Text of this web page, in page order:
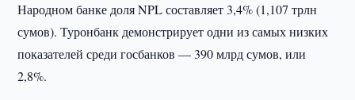
Народном банке доля NPL составляет 3,4% (1,107 трлн
сумов). Туронбанк демонстрирует одни из самых низких
показателей среди госбанков — 390 млрд сумов, или
2,8%.